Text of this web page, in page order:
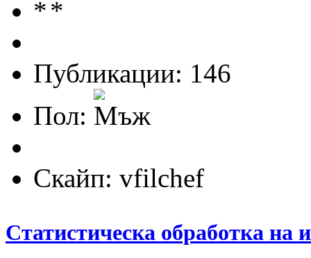
Публикации: 146
Пол:
Скайп: vfilchef
Статистическа обработка на